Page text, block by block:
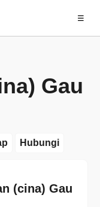
☰
Gau
Hubungi
(cina) Gau